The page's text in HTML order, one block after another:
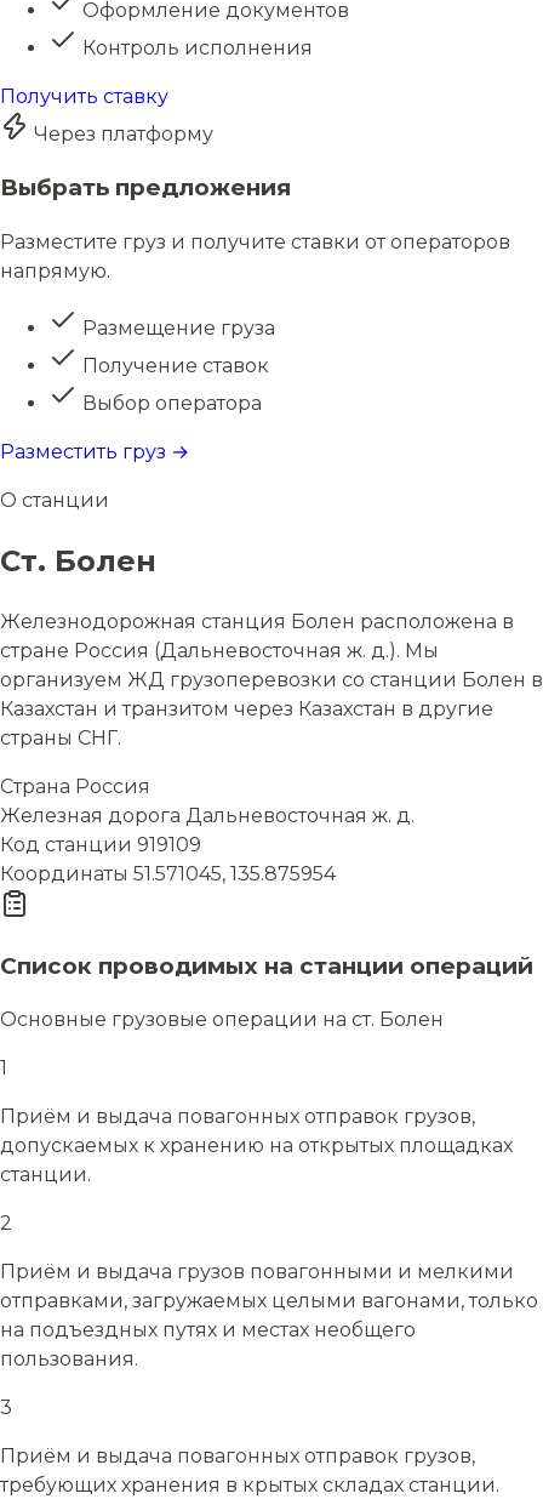
Оформление документов
Контроль исполнения
Получить ставку
Через платформу
Выбрать предложения
Разместите груз и получите ставки от операторов
напрямую.
Размещение груза
Получение ставок
Выбор оператора
Разместить груз →
О станции
Ст. Болен
Железнодорожная станция Болен расположена в
стране Россия (Дальневосточная ж. д.). Мы
организуем ЖД грузоперевозки со станции Болен в
Казахстан и транзитом через Казахстан в другие
страны СНГ.
Страна Россия
Железная дорога Дальневосточная ж. д.
Код станции 919109
Координаты 51.571045, 135.875954
Список проводимых на станции операций
Основные грузовые операции на ст. Болен
1
Приём и выдача повагонных отправок грузов,
допускаемых к хранению на открытых площадках
станции.
2
Приём и выдача грузов повагонными и мелкими
отправками, загружаемых целыми вагонами, только
на подъездных путях и местах необщего
пользования.
3
Приём и выдача повагонных отправок грузов,
требующих хранения в крытых складах станции.